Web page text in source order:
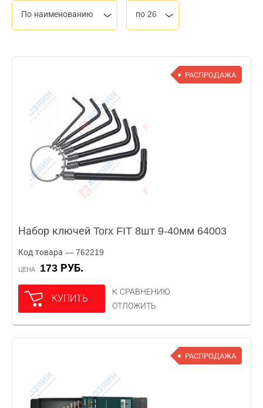
По наименованию по 26
РАСПРОДАЖА
Набор ключей Torx FIT 8шт 9-40мм 64003
Код товара — 762219
ЦЕНА 173 РУБ.
КУПИТЬ
К СРАВНЕНИЮ
ОТЛОЖИТЬ
РАСПРОДАЖА